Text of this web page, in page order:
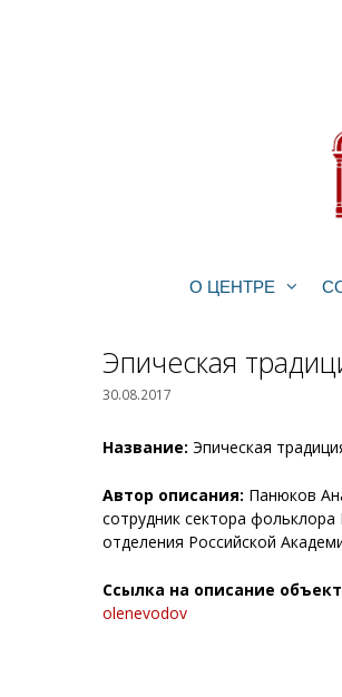
О ЦЕНТРЕ
Эпическая
30.08.2017
Название: Эпическая
Автор описания: Панюков
сотрудник сектора
отделения Российской
Ссылка на описание
olenevodov